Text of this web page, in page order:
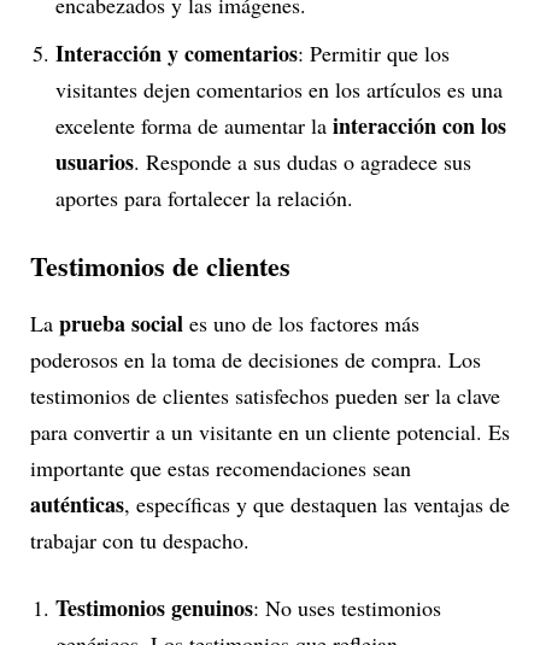
Interacción y comentarios: Permitir que los
visitantes dejen comentarios en los artículos es una
excelente forma de aumentar la interacción con los
usuarios. Responde a sus dudas o agradece sus
aportes para fortalecer la relación.
Testimonios de clientes
La prueba social es uno de los factores más
poderosos en la toma de decisiones de compra. Los
testimonios de clientes satisfechos pueden ser la clave
para convertir a un visitante en un cliente potencial. Es
importante que estas recomendaciones sean
auténticas, específicas y que destaquen las ventajas de
trabajar con tu despacho.
Testimonios genuinos: No uses testimonios